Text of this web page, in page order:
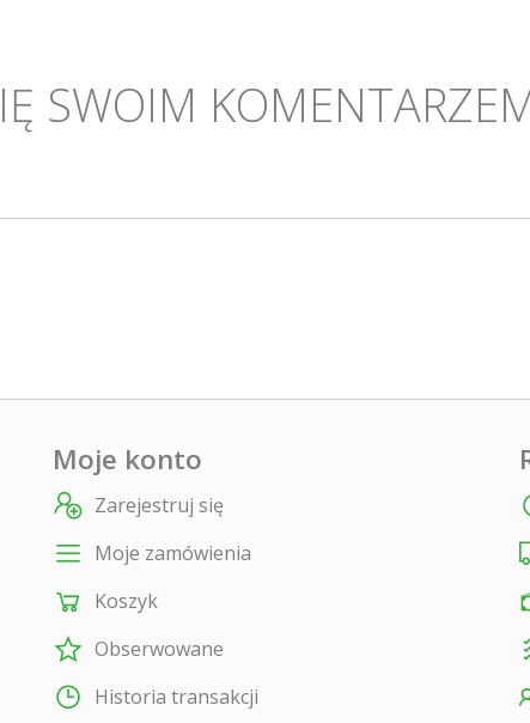
SWOIM
Moje konto
Zarejestruj się
Moje zamówienia
Koszyk
Obserwowane
Historia transakcji